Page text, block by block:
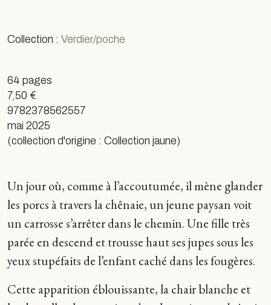
Collection : Verdier/poche
64 pages
7,50 €
9782378562557
mai 2025
(collection d'origine : Collection jaune)
Un jour où, comme à l’accoutumée, il mène glander
les porcs à travers la chênaie, un jeune paysan voit
un carrosse s’arrêter dans le chemin. Une fille très
parée en descend et trousse haut ses jupes sous les
yeux stupéfaits de l’enfant caché dans les fougères.
Cette apparition éblouissante, la chair blanche et